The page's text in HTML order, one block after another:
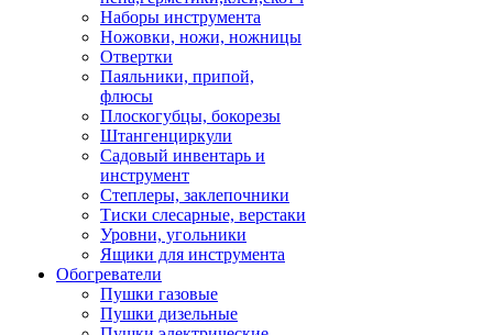
Наборы инструмента
Ножовки, ножи, ножницы
Отвертки
Паяльники, припой,
флюсы
Плоскогубцы, бокорезы
Штангенциркули
Садовый инвентарь и
инструмент
Степлеры, заклепочники
Тиски слесарные, верстаки
Уровни, угольники
Ящики для инструмента
Обогреватели
Пушки газовые
Пушки дизельные